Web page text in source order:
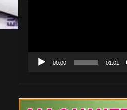
00:00 01:01